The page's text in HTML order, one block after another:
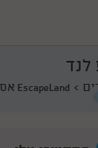
EscapeLand אסקייפ לנד